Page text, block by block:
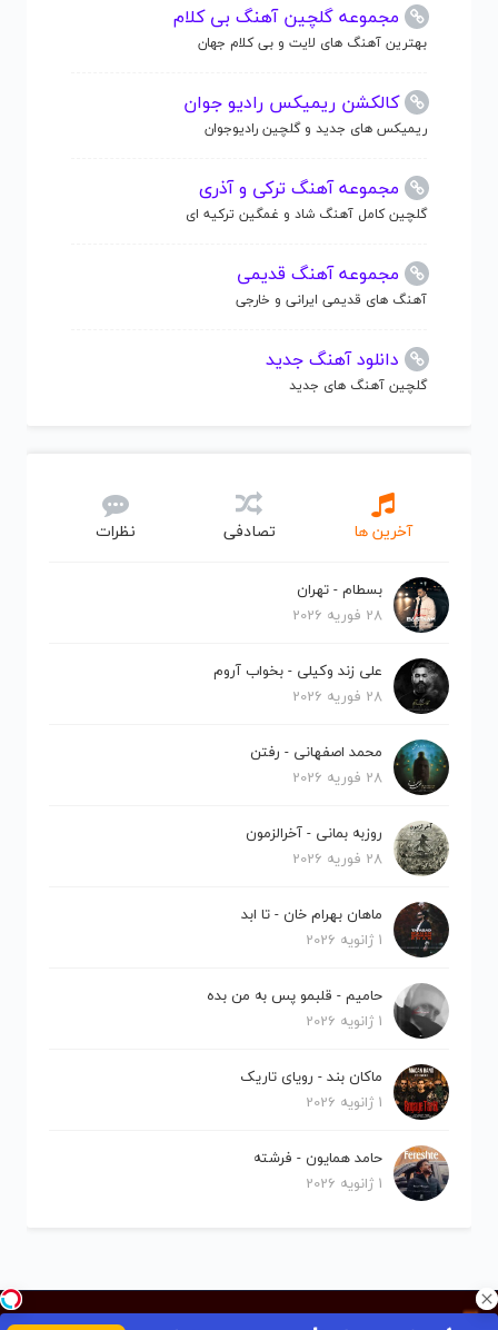
مجموعه گلچین آهنگ بی کلام
بهترین آهنگ های لایت و بی کلام جهان
کالکشن ریمیکس رادیو جوان
ریمیکس های جدید و گلچین رادیوجوان
مجموعه آهنگ ترکی و آذری
گلچین کامل آهنگ شاد و غمگین ترکیه ای
مجموعه آهنگ قدیمی
آهنگ های قدیمی ایرانی و خارجی
دانلود آهنگ جدید
گلچین آهنگ های جدید
آخرین ها تصادفی نظرات
بسطام - تهران
28 فوریه 2026
علی زند وکیلی - بخواب آروم
28 فوریه 2026
محمد اصفهانی - رفتن
28 فوریه 2026
روزبه بمانی - آخرالزمون
28 فوریه 2026
ماهان بهرام خان - تا ابد
1 ژانویه 2026
حامیم - قلبمو پس به من بده
1 ژانویه 2026
ماکان بند - رویای تاریک
1 ژانویه 2026
حامد همایون - فرشته
1 ژانویه 2026
کلیه حقوق برای نیلو موزیک محفوظ است.